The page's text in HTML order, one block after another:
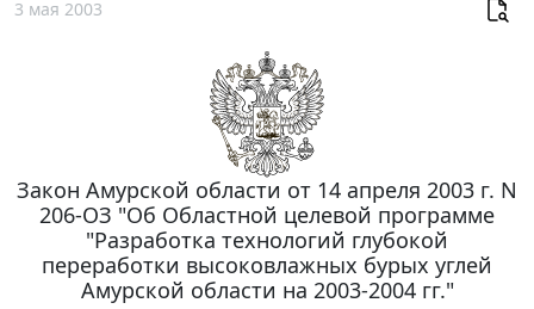
3 мая 2003
Закон Амурской области от 14 апреля 2003 г. N
206-ОЗ "Об Областной целевой программе
"Разработка технологий глубокой
переработки высоковлажных бурых углей
Амурской области на 2003-2004 гг."